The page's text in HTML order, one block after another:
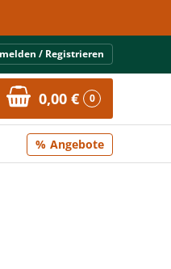
/ Registrieren
0,00 € 0
Angebote